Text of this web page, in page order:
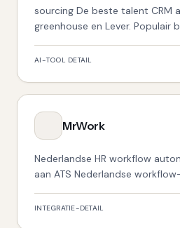
sourcing De beste talent CRM
greenhouse en Lever. Populair
AI-TOOL DETAIL
MrWork
Nederlandse HR workflow
aan ATS Nederlandse
approval flows willen
INTEGRATIE-DETAIL